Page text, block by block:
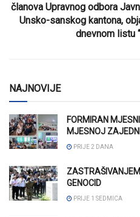
članova Upravnog odbora
Unsko-sanskog kantona,
dnevnom listu
NAJNOVIJE
FORMIRAN
MJESNOJ
PRIJE 2 DANA
GENOCID
PRIJE 1 SEDMICA